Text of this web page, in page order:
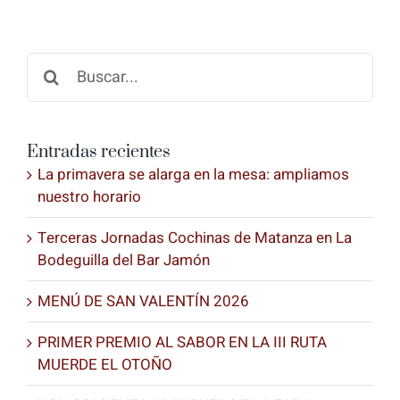
Buscar:
Entradas recientes
La primavera se alarga en la mesa: ampliamos
nuestro horario
Terceras Jornadas Cochinas de Matanza en La
Bodeguilla del Bar Jamón
MENÚ DE SAN VALENTÍN 2026
PRIMER PREMIO AL SABOR EN LA III RUTA
MUERDE EL OTOÑO